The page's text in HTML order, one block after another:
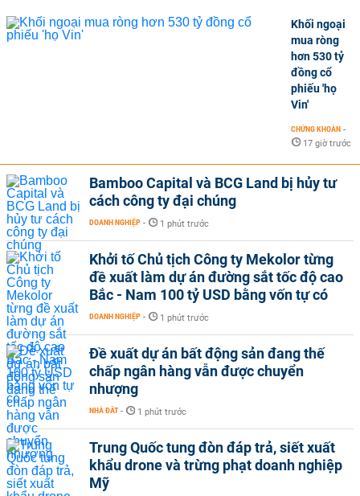
Khối ngoại
mua ròng
hơn 530 tỷ
đồng cổ
phiếu 'họ
Vin'
CHỨNG KHOÁN -
17 giờ trước
Bamboo Capital và BCG Land bị hủy tư
cách công ty đại chúng
DOANH NGHIỆP - 1 phút trước
Khởi tố Chủ tịch Công ty Mekolor từng
đề xuất làm dự án đường sắt tốc độ cao
Bắc - Nam 100 tỷ USD bằng vốn tự có
DOANH NGHIỆP - 1 phút trước
Đề xuất dự án bất động sản đang thế
chấp ngân hàng vẫn được chuyển
nhượng
NHÀ ĐẤT - 1 phút trước
Trung Quốc tung đòn đáp trả, siết xuất
khẩu drone và trừng phạt doanh nghiệp
Mỹ